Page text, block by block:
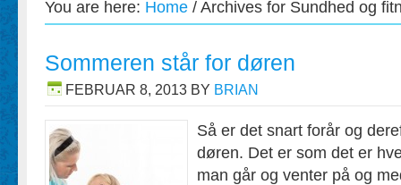
You are here: Home / Archives for Sundhed og
Sommeren står for døren
FEBRUAR 8, 2013 BY BRIAN
Så er det snart forår og
døren. Det er som det er
man går og venter på og